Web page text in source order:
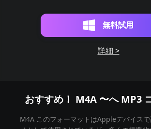
無料試用
詳細 >
おすすめ！ M4A 〜へ MP3
M4A このフォーマットはAppleデバイス